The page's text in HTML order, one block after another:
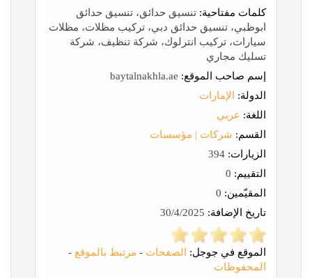
كلمات مفتاحية: تنسيق حدائق، تنسيق حدائق
ابوظبي، تنسيق حدائق دبي، تركيب مظلات، مظلات
سيارات، تركيب انترلوك، شركة تنظيف، شركة
تسليك مجاري
إسم صاحب الموقع:
الدولة:
الإمارات
اللغة: عربي
القسم: شركات | مؤسسات
الزيارات:
التقييم:
المقيّمين:
تاريخ الإضافة:
الموقع في جوجل: الصفحات - مرتبط بالموقع -
المحفوظات